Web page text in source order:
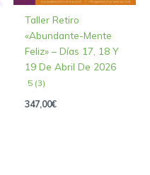
Taller Retiro
«Abundante-Mente
Feliz» – Días 17, 18 Y
19 De Abril De 2026
5 (3)
347,00€